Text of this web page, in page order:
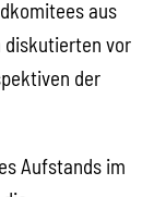
aus
diskutierten vor
der
Aufstands im